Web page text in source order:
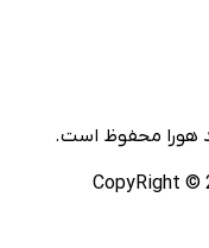
محفوظ است.